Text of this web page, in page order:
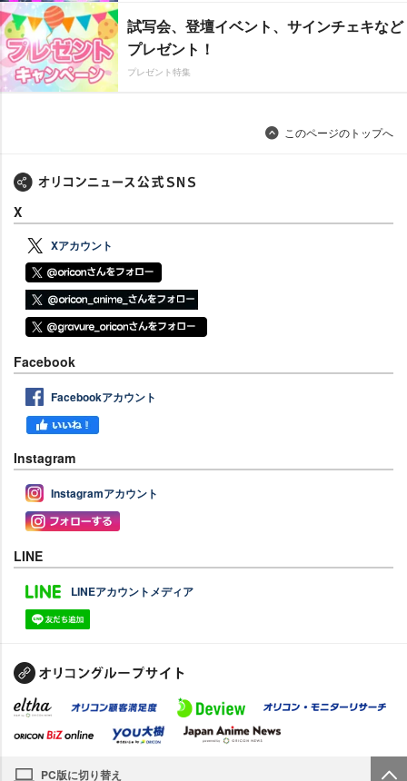
試写会、登壇イベント、サインチェキなど
プレゼント！
プレゼント特集
このページのトップへ
X
Xアカウント
Facebook
Facebookアカウント
Instagram
Instagramアカウント
LINE
LINEアカウントメディア
PC版に切り替え